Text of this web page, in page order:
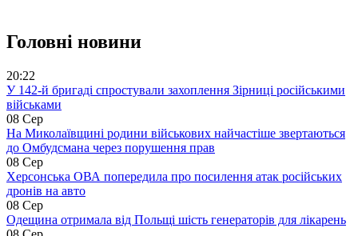
Головні новини
20:22
У 142-й бригаді спростували захоплення Зірниці російськими
військами
08 Сер
На Миколаївщині родини військових найчастіше звертаються
до Омбудсмана через порушення прав
08 Сер
Херсонська ОВА попередила про посилення атак російських
дронів на авто
08 Сер
Одещина отримала від Польщі шість генераторів для лікарень